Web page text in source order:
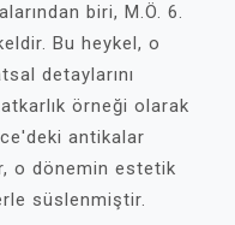
biri, M.Ö. 6.
Bu heykel, o
detaylarını
örneği olarak
antikalar
o dönemin estetik
süslenmiştir.